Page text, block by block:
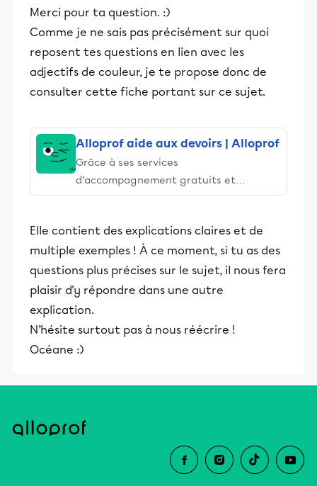
Merci pour ta question. :)
Comme je ne sais pas précisément sur quoi
reposent tes questions en lien avec les
adjectifs de couleur, je te propose donc de
consulter cette fiche portant sur ce sujet.
Alloprof aide aux devoirs | Alloprof
Grâce à ses services
d’accompagnement gratuits et
stimulants, Alloprof engage les élèves
éducative.
Elle contient des explications claires et de
multiple exemples ! À ce moment, si tu as des
questions plus précises sur le sujet, il nous fera
plaisir d'y répondre dans une autre
explication.
N’hésite surtout pas à nous réécrire !
Océane :)